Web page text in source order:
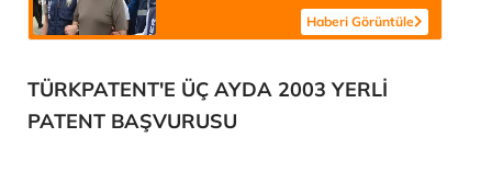
Haberi Görüntüle
TÜRKPATENT'E ÜÇ AYDA 2003 YERLİ
PATENT BAŞVURUSU